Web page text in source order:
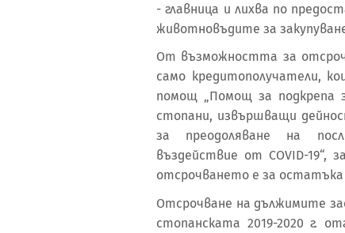
- главница и лихва по
животновъдите за
От възможността за
само кредитополучатели,
помощ „Помощ за подкрепа
стопани, извършващи
за преодоляване на
въздействие от COVID-19“,
отсрочването е за
Отсрочване на дължимите
стопанската 2019-2020 г.